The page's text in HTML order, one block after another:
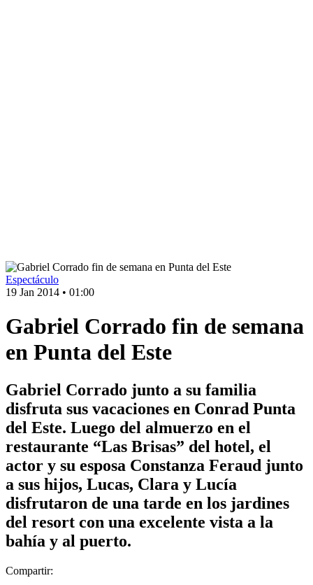
Espectáculo
19 Jan 2014 • 01:00
Gabriel Corrado fin de semana
en Punta del Este
Gabriel Corrado junto a su familia
disfruta sus vacaciones en Conrad Punta
del Este. Luego del almuerzo en el
restaurante “Las Brisas” del hotel, el
actor y su esposa Constanza Feraud junto
a sus hijos, Lucas, Clara y Lucía
disfrutaron de una tarde en los jardines
del resort con una excelente vista a la
bahía y al puerto.
Compartir: